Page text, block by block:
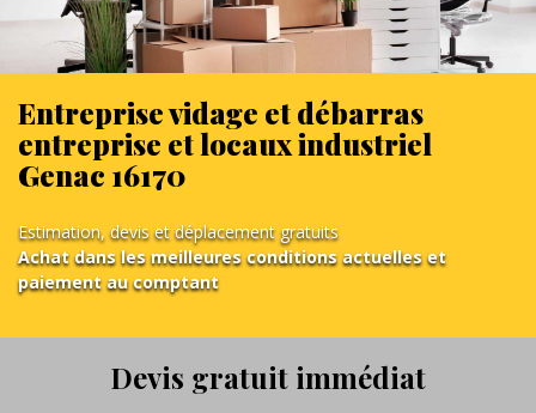
Entreprise vidage et débarras
entreprise et locaux industriel
Genac 16170
Estimation, devis et déplacement gratuits
Achat dans les meilleures conditions actuelles et
paiement au comptant
Devis gratuit immédiat